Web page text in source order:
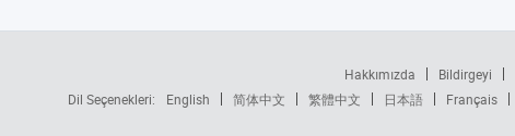
Hakkımızda Bildirgeyi
Dil Seçenekleri:
English 简体中文 繁體中文 日本語 Français